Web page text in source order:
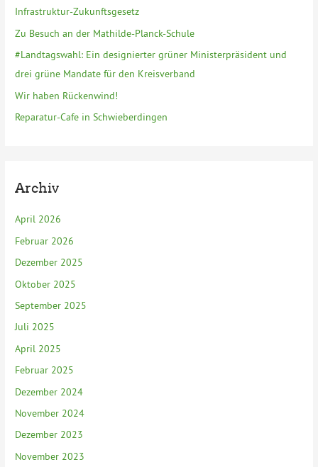
a
c
Infrastruktur-Zukunftsgesetz
Zu Besuch an der Mathilde-Planck-Schule
#Landtagswahl: Ein designierter grüner Ministerpräsident und
drei grüne Mandate für den Kreisverband
Wir haben Rückenwind!
Reparatur-Cafe in Schwieberdingen
Archiv
April 2026
Februar 2026
Dezember 2025
Oktober 2025
September 2025
Juli 2025
April 2025
Februar 2025
Dezember 2024
November 2024
Dezember 2023
November 2023